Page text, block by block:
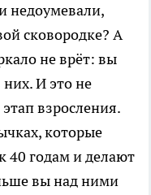
недоумевали,
сковородке? А
не врёт: вы
И это не
взросления.
которые
40 годам и делают
вы над ними